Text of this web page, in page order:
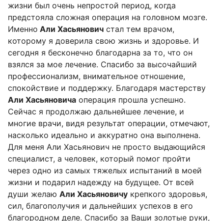
жизни был очень непростой период, когда
предстояла сложная операция на головном мозге.
Именно Али Хасьянович стал тем врачом,
которому я доверила свою жизнь и здоровье. И
сегодня я бесконечно благодарна за то, что он
взялся за мое лечение. Спасибо за высочайший
профессионализм, внимательное отношение,
спокойствие и поддержку. Благодаря мастерству
Али Хасьяновича операция прошла успешно.
Сейчас я продолжаю дальнейшее лечение, и
многие врачи, видя результат операции, отмечают,
насколько идеально и аккуратно она выполнена.
Для меня Али Хасьянович не просто выдающийся
специалист, а человек, который помог пройти
через одно из самых тяжелых испытаний в моей
жизни и подарил надежду на будущее. От всей
души желаю Али Хасьяновичу крепкого здоровья,
сил, благополучия и дальнейших успехов в его
благородном деле. Спасибо за Ваши золотые руки,